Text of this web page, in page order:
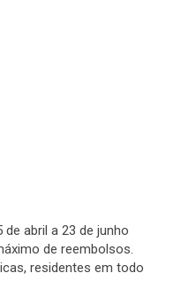
abril a 23 de junho
de reembolsos.
residentes em todo